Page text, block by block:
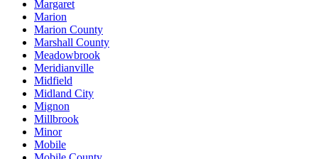
Margaret
Marion
Marion County
Marshall County
Meadowbrook
Meridianville
Midfield
Midland City
Mignon
Millbrook
Minor
Mobile